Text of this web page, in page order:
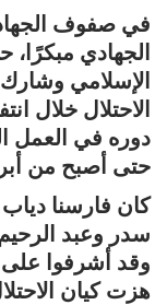
في صفوف
الجهادي
الإسلامي
دوره في
حتى أصبح من
كان فارسنا
سدر وعبد الرحيم
وقد أشرفوا على
هزت كيان